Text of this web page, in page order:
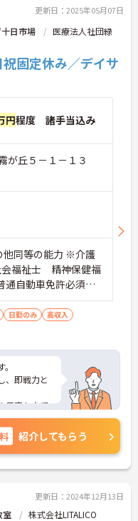
更新日：2025年05月07日
日市場
医療法人社団緑
祝固定休み／デイサ
円程度 諸手当込み
が丘５－１－１３
同等の能力 ※介護
福祉士 精神保健福
自動車免許必須
日勤のみ
高収入
、即戦力と
予定も立て
、さらに
相談くださ
紹介してもらう
更新日：2024年12月13日
室 株式会社LITALICO